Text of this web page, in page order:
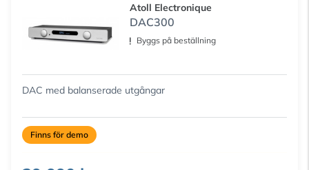
Atoll Electronique
DAC300
Byggs på beställning
DAC med balanserade utgångar
Finns för demo